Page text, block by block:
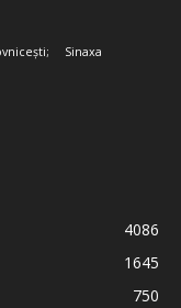
Sinaxa
4086
1645
750